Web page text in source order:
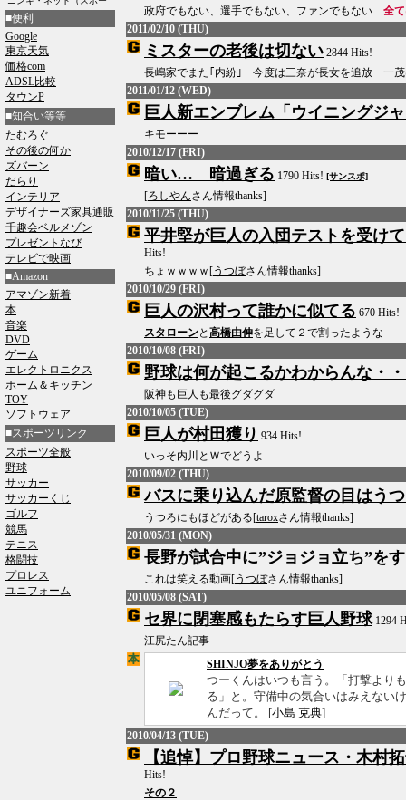
■便利
Google
東京天気
価格com
ADSL比較
タウンP
■知合い等等
たむろぐ
その後の何か
ズバーン
だらり
インテリア
デザイナーズ家具通販
千趣会ベルメゾン
プレゼントなび
テレビで映画
■Amazon
アマゾン新着
本
音楽
DVD
ゲーム
エレクトロニクス
ホーム＆キッチン
TOY
ソフトウェア
■スポーツリンク
スポーツ全般
野球
サッカー
サッカーくじ
ゴルフ
競馬
テニス
格闘技
プロレス
ユニフォーム
政府でもない、選手でもない、ファンでもない 全
2011/02/10 (THU)
ミスターの老後は切ない 2844 Hits!
長嶋家でまた｢内紛｣ 今度は三奈が長女を追放 一茂
2011/01/12 (WED)
巨人新エンブレム「ウイニングジ
キモーーー
2010/12/17 (FRI)
暗い… 暗過ぎる 1790 Hits! [サンスポ]
[ろしやんさん情報thanks]
2010/11/25 (THU)
平井堅が巨人の入団テストを受け
Hits!
ちょｗｗｗｗ[うつぼさん情報thanks]
2010/10/29 (FRI)
巨人の沢村って誰かに似てる 670 Hits!
スタローンと高橋由伸を足して２で割ったような
2010/10/08 (FRI)
野球は何が起こるかわからんな・
阪神も巨人も最後グダグダ
2010/10/05 (TUE)
巨人が村田獲り 934 Hits!
いっそ内川とＷでどうよ
2010/09/02 (THU)
バスに乗り込んだ原監督の目はう
うつろにもほどがある[taroxさん情報thanks]
2010/05/31 (MON)
長野が試合中に”ジョジョ立ち”を
これは笑える動画[うつぼさん情報thanks]
2010/05/08 (SAT)
セ界に閉塞感もたらす巨人野球1294
江尻たん記事
SHINJO夢をありがとう
つーくんはいつも言う。「打撃より
る」と。守備中の気合いはみえない
んだって。 [小島 克典]
2010/04/13 (TUE)
【追悼】プロ野球ニュース・木村
Hits!
その２